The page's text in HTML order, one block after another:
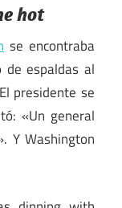
hot
se encontraba
de espaldas al
presidente se
«Un general
Y Washington